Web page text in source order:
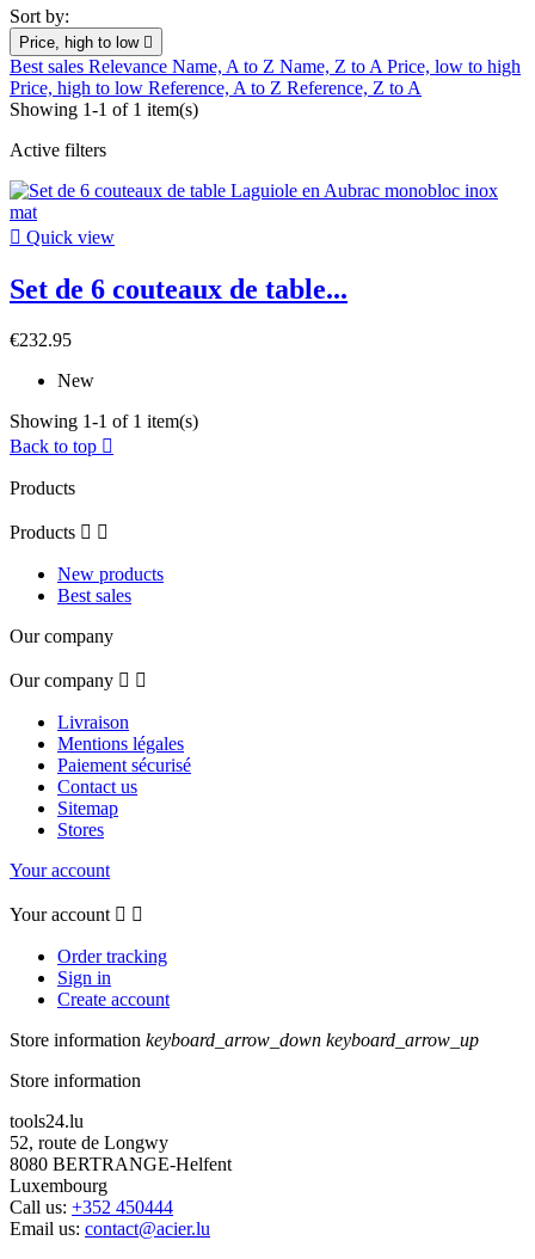
Sort by:
Price, high to low 
Best sales Relevance Name, A to Z Name, Z to APrice, low to high
Price, high to low Reference, A to Z Reference, Z to A
Showing 1-1 of 1 item(s)
Active filters
 Quick view
Set de 6 couteaux de table...
€232.95
New
Showing 1-1 of 1 item(s)
Back to top 
Products
Products  
New products
Best sales
Our company
Our company  
Livraison
Mentions légales
Paiement sécurisé
Contact us
Sitemap
Stores
Your account
Your account  
Order tracking
Sign in
Create account
Store information keyboard_arrow_down keyboard_arrow_up
Store information
tools24.lu
52, route de Longwy
8080 BERTRANGE-Helfent
Luxembourg
Call us: +352 450444
Email us: contact@acier.lu